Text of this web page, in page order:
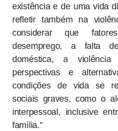
existência e de uma vida
refletir também na
considerar que
desemprego, a falta
doméstica, a
perspectivas e
condições de vida se
sociais graves, como o
interpessoal, inclusive
família.”